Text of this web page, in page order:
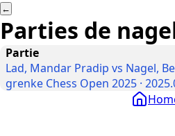
←
Parties de
Partie
Lad, Mandar Pradip vs Nagel,
grenke Chess Open 2025 ·